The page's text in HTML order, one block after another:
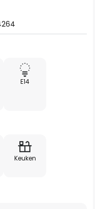
E14
Keuken